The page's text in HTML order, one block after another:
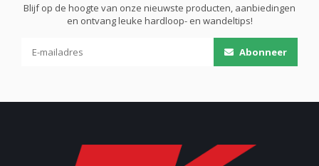
Blijf op de hoogte van onze nieuwste producten, aanbiedingen
en ontvang leuke hardloop- en wandeltips!
Abonneer